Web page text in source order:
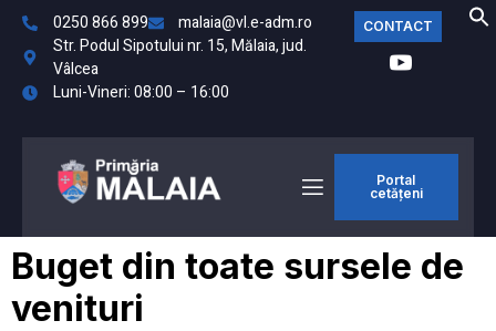
0250 866 899
malaia@vl.e-adm.ro
Str. Podul Sipotului nr. 15, Mălaia, jud.
Vâlcea
Luni-Vineri: 08:00 – 16:00
CONTACT
Portal
cetățeni
Buget din toate sursele de
venituri